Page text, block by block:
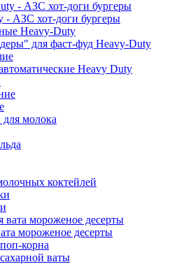
- АЗС хот-доги бургеры
Heavy-Duty
для фаст-фуд Heavy-Duty
Heavy Duty
молока
коктейлей
мороженое десерты
корна
ваты